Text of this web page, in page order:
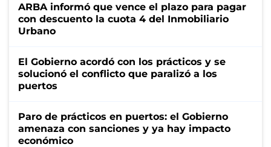
ARBA informó que vence el plazo para pagar
con descuento la cuota 4 del Inmobiliario
Urbano
El Gobierno acordó con los prácticos y se
solucionó el conflicto que paralizó a los
puertos
Paro de prácticos en puertos: el Gobierno
amenaza con sanciones y ya hay impacto
económico